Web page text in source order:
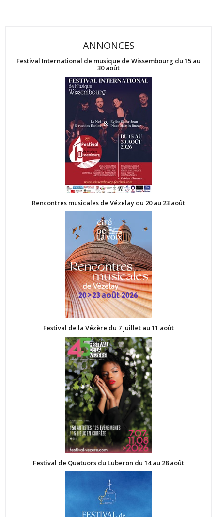
ANNONCES
Festival International de musique de Wissembourg du 15 au
30 août
Rencontres musicales de Vézelay du 20 au 23 août
Festival de la Vézère du 7 juillet au 11 août
Festival de Quatuors du Luberon du 14 au 28 août